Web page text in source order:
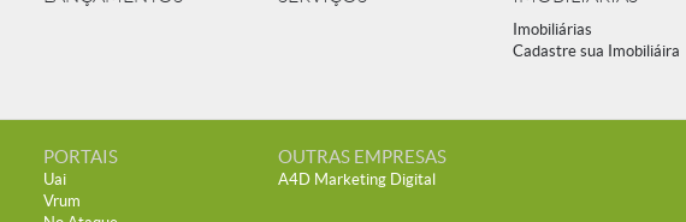
Imobiliárias
Cadastre sua Imobiliáira
PORTAIS
Uai
Vrum
OUTRAS EMPRESAS
A4D Marketing Digital